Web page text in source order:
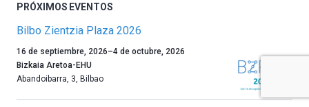
PRÓXIMOS EVENTOS
Bilbo Zientzia Plaza 2026
Un
año
más,
16 de septiembre, 2026–4 de octubre, 2026
Bizkaia Aretoa-EHU
Abandoibarra, 3 Bilbao